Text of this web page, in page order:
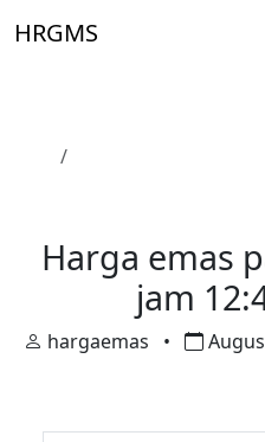
HRGMS
Harga emas
jam
hargaemas •